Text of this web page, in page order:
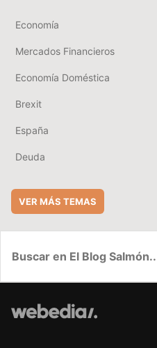
Economía
Mercados Financieros
Economía Doméstica
Brexit
España
Deuda
VER MÁS TEMAS